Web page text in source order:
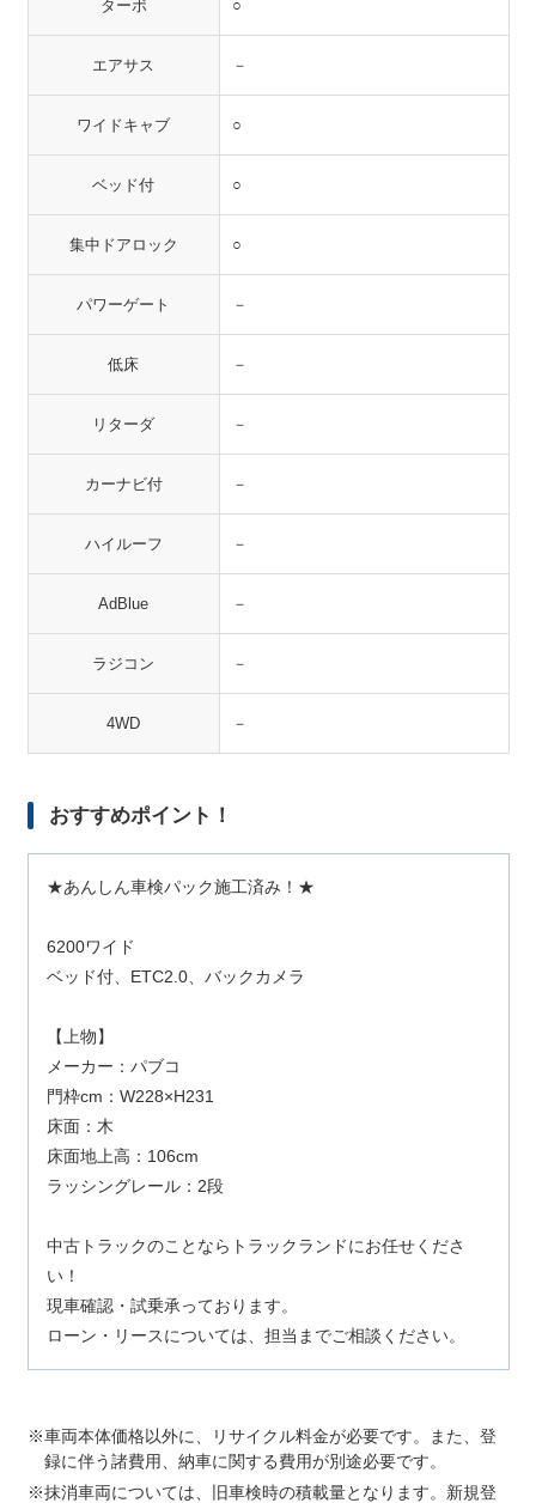
ターボ ○
エアサス －
ワイドキャブ ○
ベッド付 ○
集中ドアロック ○
パワーゲート －
低床 －
リターダ －
カーナビ付 －
ハイルーフ －
AdBlue －
ラジコン －
4WD －
おすすめポイント！
★あんしん車検パック施工済み！★
6200ワイド
ベッド付、ETC2.0、バックカメラ
【上物】
メーカー：パブコ
門枠cm：W228×H231
床面：木
床面地上高：106cm
ラッシングレール：2段
中古トラックのことならトラックランドにお任せくださ
い！
現車確認・試乗承っております。
ローン・リースについては、担当までご相談ください。
車両本体価格以外に、リサイクル料金が必要です。また、登
録に伴う諸費用、納車に関する費用が別途必要です。
抹消車両については、旧車検時の積載量となります。新規登